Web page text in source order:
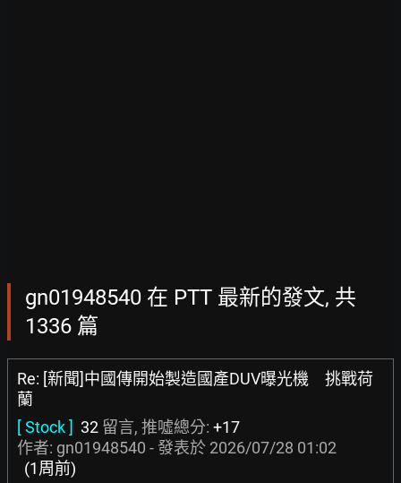
gn01948540 在 PTT 最新的發文, 共
1336 篇
Re: [新聞]中國傳開始製造國產DUV曝光機 挑戰荷
蘭
[ Stock ] 32 留言, 推噓總分: +17
作者: gn01948540 - 發表於 2026/07/28 01:02
(1周前)